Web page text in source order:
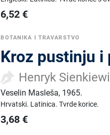
6,52 €
BOTANIKA I TRAVARSTVO
Kroz pustinju i
Henryk
Veselin Masleša, 1965.
Hrvatski. Latinica.Tvrde korice.
3,68 €